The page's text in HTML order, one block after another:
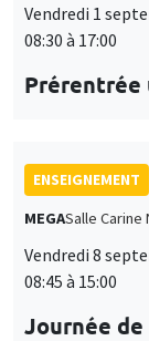
Vendredi 1
08:30 à 17:00
ENSEIGNEMENT
MEGASalle Carine
Vendredi 8
08:45 à 15:00
Journée